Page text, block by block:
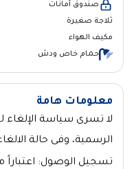
صندوق أمانات
ثلاجة صغيرة
مكيف الهواء
حمام خاص ودش
معلومات هامة
لا تسرى سياسة الإلغاء
الرسمية، وفى حالة
تسجيل الوصول: اعتباراً من